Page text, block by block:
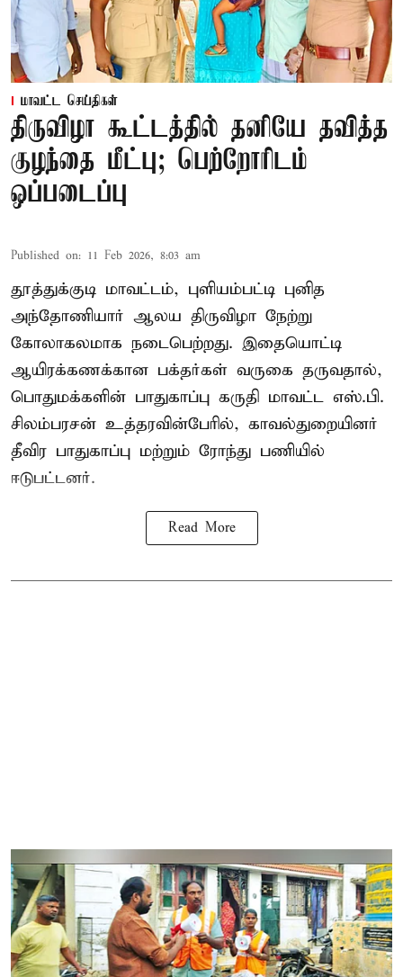
மாவட்ட செய்திகள்
திருவிழா கூட்டத்தில் தனியே தவித்த
குழந்தை மீட்பு; பெற்றோரிடம்
ஒப்படைப்பு
Published on: 11 Feb 2026, 8:03 am
தூத்துக்குடி மாவட்டம், புளியம்பட்டி புனித
அந்தோணியார் ஆலய திருவிழா நேற்று
கோலாகலமாக நடைபெற்றது. இதையொட்டி
ஆயிரக்கணக்கான பக்தர்கள் வருகை தருவதால்,
பொதுமக்களின் பாதுகாப்பு கருதி மாவட்ட எஸ்.பி.
சிலம்பரசன் உத்தரவின்பேரில், காவல்துறையினர்
தீவிர பாதுகாப்பு மற்றும் ரோந்து பணியில்
ஈடுபட்டனர்.
Read More